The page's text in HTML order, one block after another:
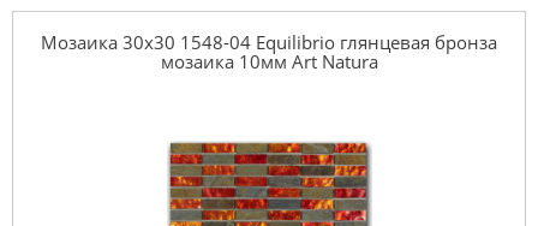
Мозаика 30x30 1548-04 Equilibrio глянцевая бронза
мозаика 10мм Art Natura